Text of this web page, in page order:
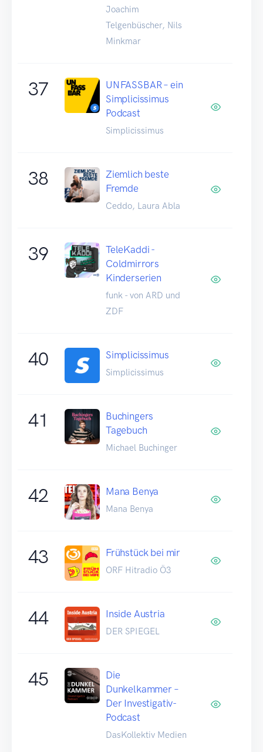
Joachim
Telgenbüscher, Nils
Minkmar
37
UNFASSBAR – ein
Simplicissimus
Podcast
Simplicissimus
38
Ziemlich beste
Fremde
Ceddo, Laura Abla
39
TeleKaddi -
Coldmirrors
Kinderserien
funk - von ARD und
ZDF
40 Simplicissimus
Simplicissimus
41
Buchingers
Tagebuch
Michael Buchinger
42 Mana Benya
Mana Benya
43 Frühstück bei mir
ORF Hitradio Ö3
44 Inside Austria
DER SPIEGEL
45
Die
Dunkelkammer –
Der Investigativ-
Podcast
DasKollektiv Medien